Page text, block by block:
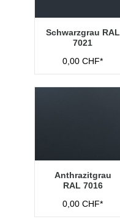
Schwarzgrau RAL
7021
0,00 CHF*
Anthrazitgrau
RAL 7016
0,00 CHF*